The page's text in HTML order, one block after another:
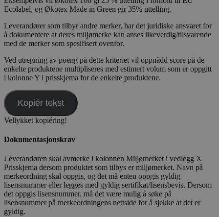
Ecolabel, og Økotex Made in Green gir 35% uttelling.
Leverandører som tilbyr andre merker, har det juridiske ansvaret for
å dokumentere at deres miljømerke kan anses likeverdig/tilsvarende
med de merker som spesifisert ovenfor.
Ved utregning av poeng på dette kriteriet vil oppnådd score på de
enkelte produktene multipliseres med estimert volum som er oppgitt
i kolonne Y i prisskjema for de enkelte produktene.
Kopiér tekst
Vellykket kopiéring!
Dokumentasjonskrav
Leverandøren skal avmerke i kolonnen Miljømerket i vedlegg X
Prisskjema dersom produktet som tilbys er miljømerket. Navn på
merkeordning skal oppgis, og det må enten oppgis gyldig
lisensnummer eller legges med gyldig sertifikat/lisensbevis. Dersom
det oppgis lisensnummer, må det være mulig å søke på
lisensnummer på merkeordningens nettside for å sjekke at det er
gyldig.